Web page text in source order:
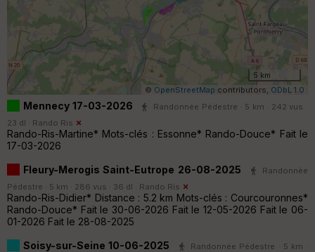
5 km
© OpenStreetMap contributors, ODbL 1.0
Mennecy 17-03-2026
Randonnée Pédestre · 5 km · 242 vus ·
23 dl · Rando Ris
Rando-Ris-Martine* Mots-clés : Essonne* Rando-Douce* Fait le
17-03-2026
Fleury-Merogis Saint-Eutrope 26-08-2025
Randonnée
Pédestre · 5 km · 286 vus · 36 dl · Rando Ris
Rando-Ris-Didier* Distance : 5.2 km Mots-clés : Courcouronnes*
Rando-Douce* Fait le 30-06-2026 Fait le 12-05-2026 Fait le 06-
01-2026 Fait le 28-08-2025
Soisy-sur-Seine 10-06-2025
Randonnée Pédestre · 5 km ·